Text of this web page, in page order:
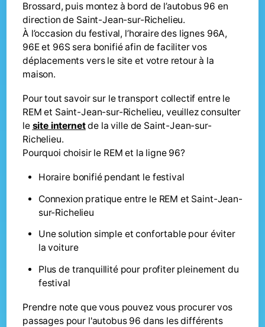
Brossard, puis montez à bord de l’autobus 96 en
direction de Saint-Jean-sur-Richelieu.
À l’occasion du festival, l’horaire des lignes 96A,
96E et 96S sera bonifié afin de faciliter vos
déplacements vers le site et votre retour à la
maison.
Pour tout savoir sur le transport collectif entre le
REM et Saint-Jean-sur-Richelieu, veuillez consulter
le site internetde la ville de Saint-Jean-sur-
Richelieu.
Pourquoi choisir le REM et la ligne 96?
Horaire bonifié pendant le festival
Connexion pratique entre le REM et Saint-Jean-
sur-Richelieu
Une solution simple et confortable pour éviter
la voiture
Plus de tranquillité pour profiter pleinement du
festival
Prendre note que vous pouvez vous procurer vos
passages pour l'autobus 96 dans les différents